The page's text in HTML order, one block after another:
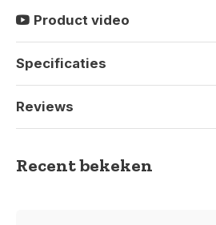
Product video
Specificaties
Reviews
Recent bekeken